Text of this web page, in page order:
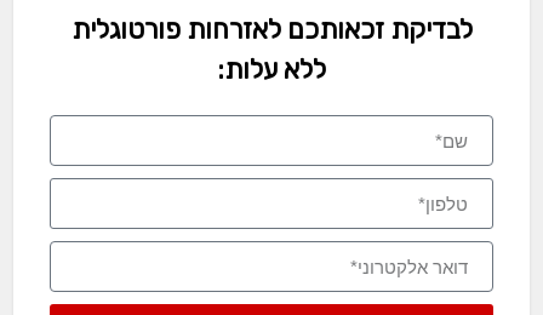
לבדיקת זכאותכם לאזרחות פורטוגלית
ללא עלות: